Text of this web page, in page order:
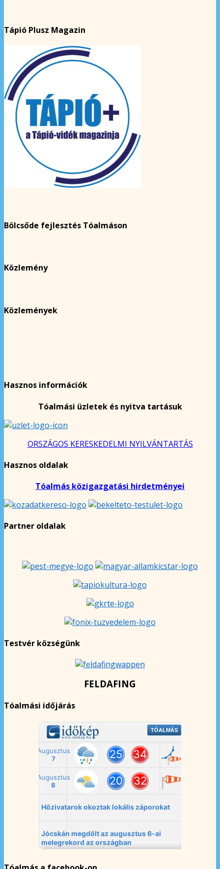
Tápió Plusz Magazin
Bölcsőde fejlesztés Tóalmáson
Közlemény
Közlemények
Hasznos információk
Tóalmási üzletek és nyitva tartásuk
ORSZÁGOS KERESKEDELMI NYILVÁNTARTÁS
Hasznos oldalak
Tóalmás közigazgatási hirdetményei
Partner oldalak
Testvér községünk
FELDAFING
Tóalmási időjárás